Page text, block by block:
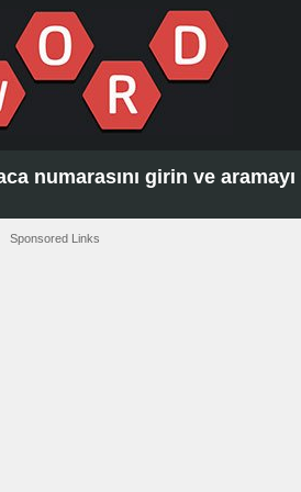
numarasını girin ve aramayı
Sponsored Links